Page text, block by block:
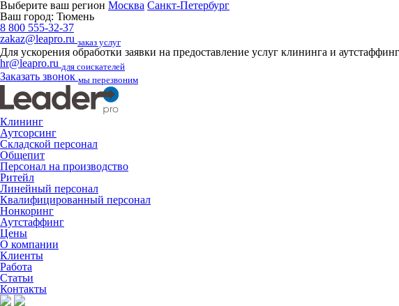
Выберите ваш регион Москва Санкт-Петербург
Ваш город: Тюмень
8 800 555-32-37
zakaz@leapro.ru заказ услуг
Для ускорения обработки заявки на предоставление услуг клининга и
hr@leapro.ru для соискателей
Заказать звонок мы перезвоним
Клининг
Аутсорсинг
Складской персонал
Общепит
Персонал на производство
Ритейл
Линейный персонал
Квалифицированный персонал
Нонкоринг
Аутстаффинг
Цены
О компании
Клиенты
Работа
Статьи
Контакты